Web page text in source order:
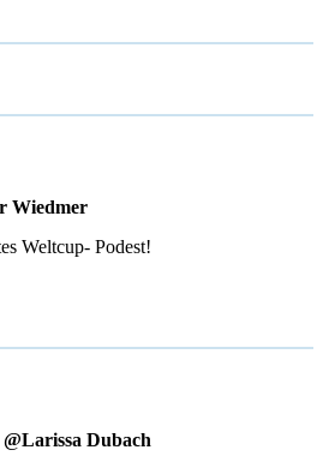
Wiedmer
Weltcup- Podest!
Dubach